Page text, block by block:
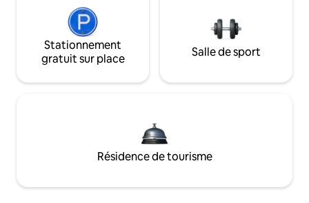
Stationnement
gratuit sur place
Salle de sport
Résidence de tourisme